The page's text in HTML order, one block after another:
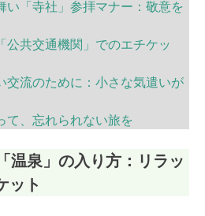
い「寺社」参拝マナー：敬意を
公共交通機関」でのエチケッ
交流のために：小さな気遣いが
て、忘れられない旅を
温泉」の入り方：リラッ
ット